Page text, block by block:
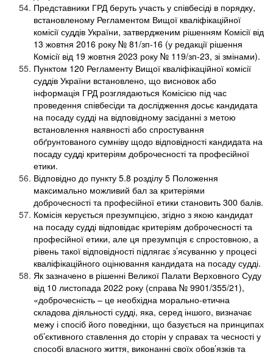
Представники ГРД беруть участь у співбесіді в порядку,
встановленому Регламентом Вищої кваліфікаційної
комісії суддів України, затвердженим рішенням Комісії від
13 жовтня 2016 року № 81/зп-16 (у редакції рішення
Комісії від 19 жовтня 2023 року № 119/зп-23, зі змінами).
Пунктом 120 Регламенту Вищої кваліфікаційної комісії
суддів України встановлено, що висновок або
інформація ГРД розглядаються Комісією під час
проведення співбесіди та дослідження досьє кандидата
на посаду судді на відповідному засіданні з метою
встановлення наявності або спростування
обґрунтованого сумніву щодо відповідності кандидата на
посаду судді критеріям доброчесності та професійної
етики.
Відповідно до пункту 5.8 розділу 5 Положення
максимально можливий бал за критеріями
доброчесності та професійної етики становить 300 балів.
Комісія керується презумпцією, згідно з якою кандидат
на посаду судді відповідає критеріям доброчесності та
професійної етики, але ця презумпція є спростовною, а
рівень такої відповідності підлягає з’ясуванню у процесі
кваліфікаційного оцінювання кандидата на посаду судді.
Як зазначено в рішенні Великої Палати Верховного Суду
від 10 листопада 2022 року (справа № 9901/355/21),
«доброчесність – це необхідна морально-етична
складова діяльності судді, яка, серед іншого, визначає
межу і спосіб його поведінки, що базується на принципах
об’єктивного ставлення до сторін у справах та чесності у
способі власного життя, виконанні своїх обов’язків та